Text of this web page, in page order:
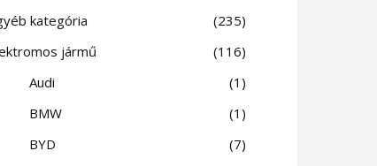
kategória
235
jármű
116
Audi
1
BMW
1
BYD
7